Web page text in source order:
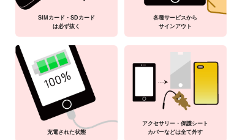
SIMカード・SDカード
は必ず抜く
各種サービスから
サインアウト
充電された状態
アクセサリー・保護シート
カバーなどは全て外す